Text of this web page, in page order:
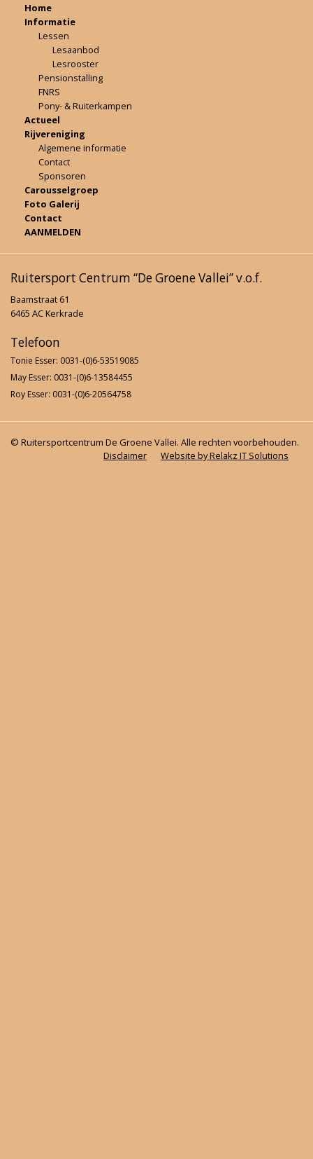
Home
Informatie
Lessen
Lesaanbod
Lesrooster
Pensionstalling
FNRS
Pony- & Ruiterkampen
Actueel
Rijvereniging
Algemene informatie
Contact
Sponsoren
Carousselgroep
Foto Galerij
Contact
AANMELDEN
Ruitersport Centrum “De Groene Vallei” v.o.f.
Baamstraat 61
6465 AC Kerkrade
Telefoon
Tonie Esser: 0031-(0)6-53519085
May Esser: 0031-(0)6-13584455
Roy Esser: 0031-(0)6-20564758
© Ruitersportcentrum De Groene Vallei. Alle rechten voorbehouden.
Website by Relakz IT Solutions
Disclaimer